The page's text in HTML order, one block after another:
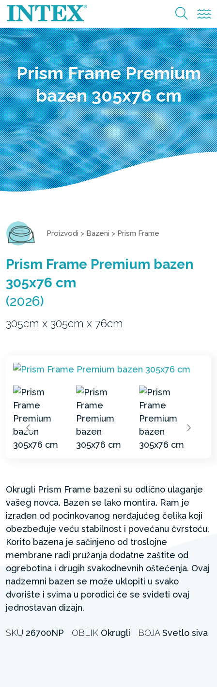
Prism Frame Premium
bazen 305x76 cm
Proizvodi > Bazeni > Prism Frame
Prism Frame Premium bazen
305x76 cm
(2026)
305cm x 305cm x 76cm
Okrugli Prism Frame bazeni su odlično ulaganje
vašeg novca. Bazen se lako montira. Ram je
izrađen od pocinkovanog nerđajućeg čelika koji
obezbeđuje veću stabilnost i povećanu čvrstoću.
Korito bazena je sačinjeno od troslojne
membrane radi pružanja dodatne zaštite od
ogrebotina i drugih svakodnevnih oštećenja. Ovaj
nadzemni bazen se može uklopiti u svako
dvorište i svima u porodici će se svideti ovaj
jednostavan dizajn.
SKU 26700NP OBLIK Okrugli BOJASvetlo siva